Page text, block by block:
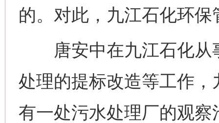
的。对此，九江石化环
唐安中在九江石化从
处理的提标改造等工作
有一处污水处理厂的观